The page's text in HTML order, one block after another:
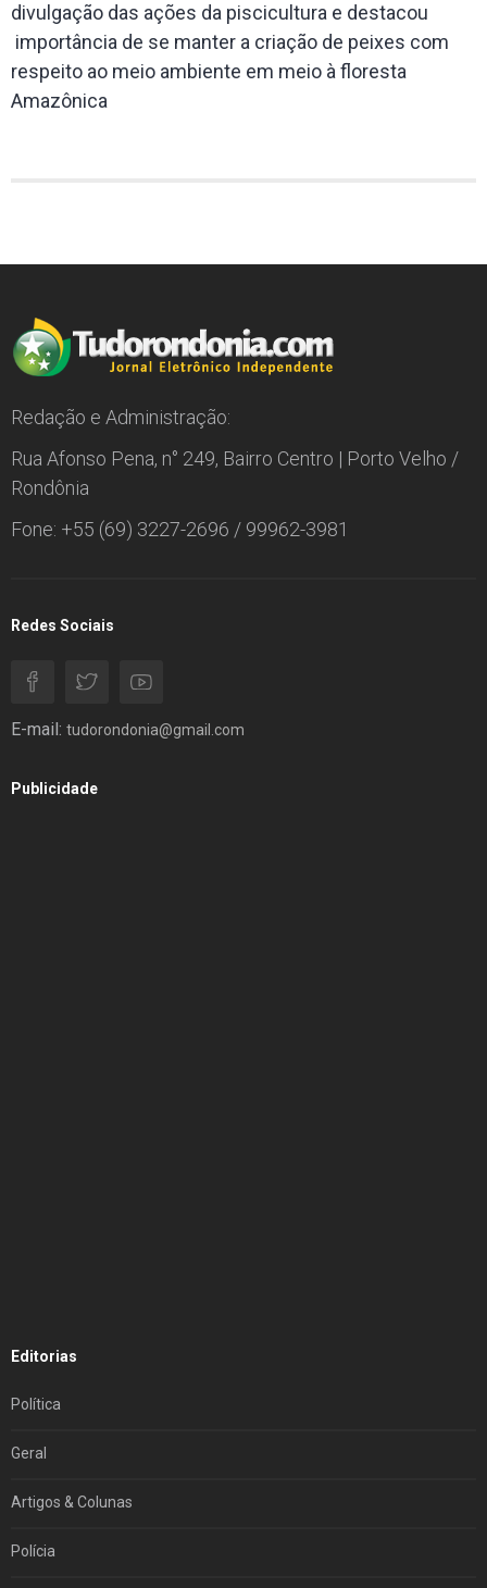
divulgação das ações da piscicultura e destacou
importância de se manter a criação de peixes com
respeito ao meio ambiente em meio à floresta
Amazônica
Redação e Administração:
Rua Afonso Pena, n° 249, Bairro Centro | Porto Velho /
Rondônia
Fone: +55 (69) 3227-2696 / 99962-3981
Redes Sociais
E-mail: tudorondonia@gmail.com
Publicidade
Editorias
Política
Geral
Artigos & Colunas
Polícia